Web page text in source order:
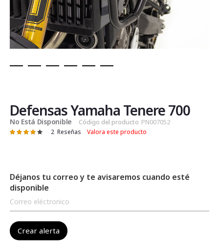
de
la
galería
de
Defensas Yamaha Tenere 700
No Está Disponible Código del producto PN007052
Valoración: 2 Reseñas Valora este producto
Déjanos tu correo y te avisaremos cuando esté
disponible